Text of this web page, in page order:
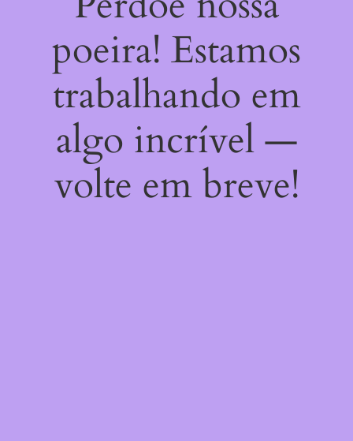
poeira! Estamos
trabalhando em
algo incrível —
volte em breve!